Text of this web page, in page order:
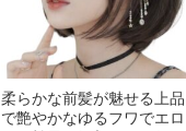
柔らかな前髪が魅せる上品
で艶やかなゆるフワでエロ